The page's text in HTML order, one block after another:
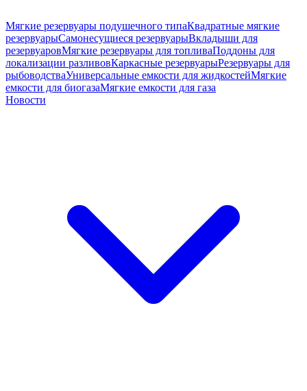
Мягкие резервуары подушечного типаКвадратные мягкие
резервуарыСамонесущиеся резервуарыВкладыши для
резервуаровМягкие резервуары для топливаПоддоны для
локализации разливовКаркасные резервуарыРезервуары для
рыбоводстваУниверсальные емкости для жидкостейМягкие
емкости для биогазаМягкие емкости для газа
Новости